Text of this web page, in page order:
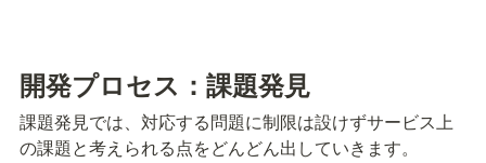
開発プロセス：課題発見
課題発見では、対応する問題に制限は設けずサービス上
の課題と考えられる点をどんどん出していきます。